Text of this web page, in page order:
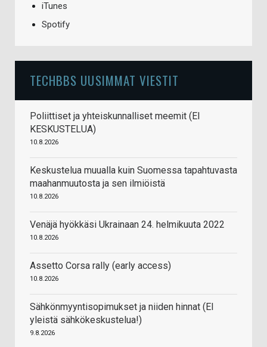
iTunes
Spotify
TECHBBS UUSIMMAT VIESTIT
Poliittiset ja yhteiskunnalliset meemit (EI
KESKUSTELUA)
10.8.2026
Keskustelua muualla kuin Suomessa tapahtuvasta
maahanmuutosta ja sen ilmiöistä
10.8.2026
Venäjä hyökkäsi Ukrainaan 24. helmikuuta 2022
10.8.2026
Assetto Corsa rally (early access)
10.8.2026
Sähkönmyyntisopimukset ja niiden hinnat (EI
yleistä sähkökeskustelua!)
9.8.2026